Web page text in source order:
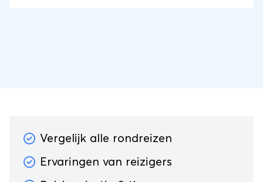
Vergelijk alle rondreizen
Ervaringen van reizigers